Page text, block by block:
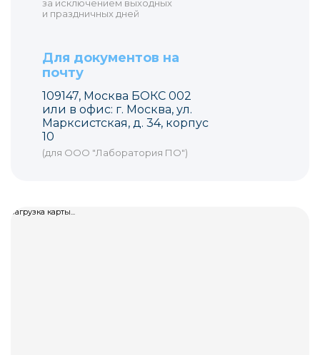
за исключением выходных
и праздничных дней
Для документов на
почту
109147, Москва БОКС 002
или в офис: г. Москва, ул.
Марксистская, д. 34, корпус
10
(для ООО "Лаборатория ПО")
загрузка карты...